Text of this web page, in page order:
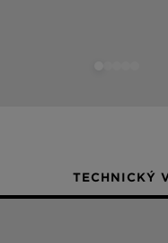
TECHNICKÝ